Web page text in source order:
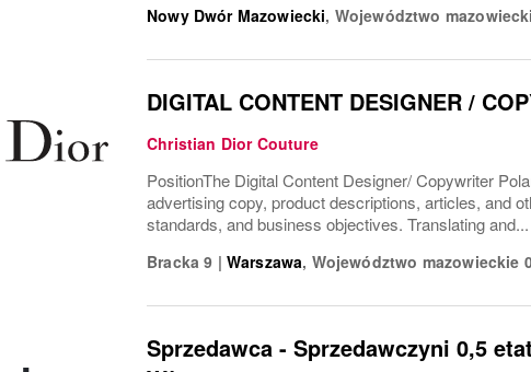
Nowy Dwór Mazowiecki, Województwo
DIGITAL CONTENT DESIGNER /
Christian Dior Couture
PositionThe Digital Content Designer/ Copywriter
advertising copy, product descriptions, articles, and
standards, and business objectives. Translating and...
Bracka 9 | Warszawa, Województwo mazowieckie
Sprzedawca - Sprzedawczyni 0,5